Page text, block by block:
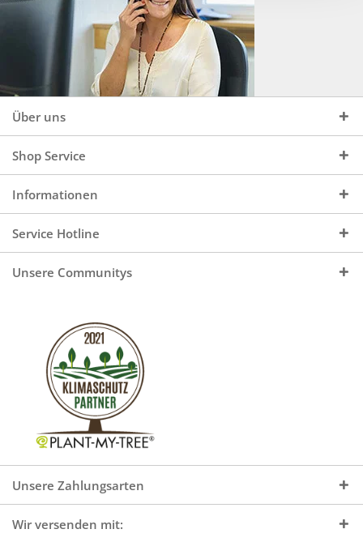
Über uns
Shop Service
Informationen
Service Hotline
Unsere Communitys
Unsere Zahlungsarten
Wir versenden mit: